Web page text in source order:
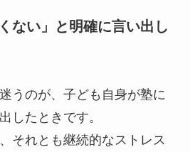
ない」と明確に言い出し
うのが、子ども自身が塾に
したときです。
それとも継続的なストレス